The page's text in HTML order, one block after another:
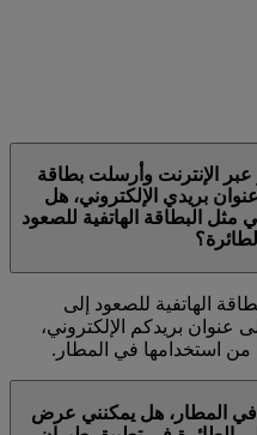
الإنترنت وأرسلت بطاقة
بريدي الإلكتروني، هل
مثل البطاقة الهاتفية للصعود
الهاتفية للصعود إلى
عنوان بريدكم الإلكتروني،
من استخدامها في المطار.
في المطار، هل يمكنني عرض